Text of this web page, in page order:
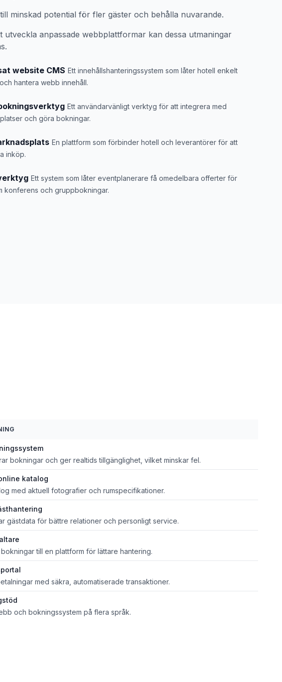
minskad potential för fler gäster och behålla nuvarande.
utveckla anpassade webbplattformar kan dessa utmaningar
website CMS Ett innehållshanteringssystem som låter hotell enkelt
hantera webb innehåll.
Ett användarvänligt verktyg för att integrera med
och göra bokningar.
En plattform som förbinder hotell och leverantörer för att
inköp.
Ett system som låter eventplanerare få omedelbara offerter för
konferens och gruppbokningar.
bokningar och ger realtids tillgänglighet, vilket minskar fel.
katalog
med aktuell fotografier och rumspecifikationer.
gästdata för bättre relationer och personligt service.
till en plattform för lättare hantering.
med säkra, automatiserade transaktioner.
och bokningssystem på flera språk.